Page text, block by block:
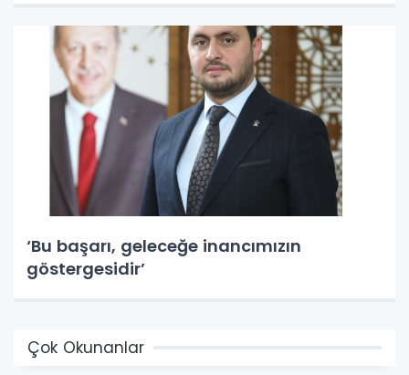
‘Bu başarı, geleceğe inancımızın
göstergesidir’
Çok Okunanlar